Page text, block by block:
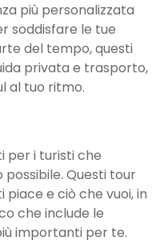
più personalizzata
soddisfare le tue
del tempo, questi
privata e trasporto,
al tuo ritmo.
per i turisti che
possibile. Questi tour
piace e ciò che vuoi, in
che include le
importanti per te.